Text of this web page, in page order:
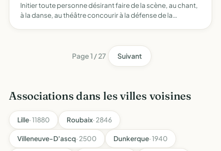
Initier toute personne désirant faire de la scène, au chant,
à la danse, au théâtre concourir à la défense de la
Page 1 / 27 Suivant
Associations dans les villes voisines
Lille· 11880 Roubaix· 2846
Villeneuve-D'ascq· 2500 Dunkerque· 1940